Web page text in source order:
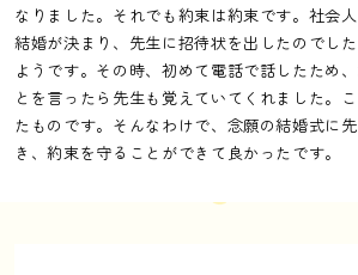
なりました。それでも約束は約束です。社会
結婚が決まり、先生に招待状を出したのでし
ようです。その時、初めて電話で話したため
とを言ったら先生も覚えていてくれました。
たものです。そんなわけで、念願の結婚式に
き、約束を守ることができて良かったです。